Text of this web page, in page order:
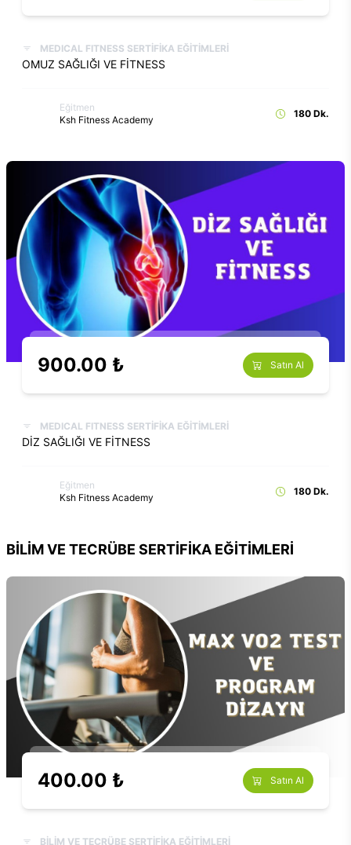
MEDICAL FITNESS SERTİFİKA EĞİTİMLERİ
OMUZ SAĞLIĞI VE FİTNESS
Eğitmen
Ksh Fitness Academy
180 Dk.
900.00 ₺ Satın Al
MEDICAL FITNESS SERTİFİKA EĞİTİMLERİ
DİZ SAĞLIĞI VE FİTNESS
Eğitmen
Ksh Fitness Academy
180 Dk.
BİLİM VE TECRÜBE SERTİFİKA EĞİTİMLERİ
400.00 ₺ Satın Al
BİLİM VE TECRÜBE SERTİFİKA EĞİTİMLERİ